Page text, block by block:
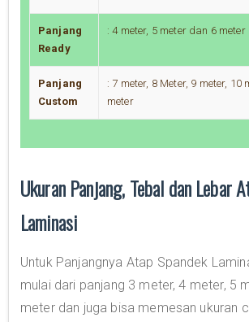
Panjang
Ready
: 4 meter, 5 meter dan 6 meter
Panjang
Custom
: 7 meter, 8 Meter, 9 meter, 10
meter
Ukuran Panjang, Tebal dan Lebar
Laminasi
Untuk Panjangnya Atap Spandek
mulai dari panjang 3 meter, 4 meter, 5
meter dan juga bisa memesan ukuran